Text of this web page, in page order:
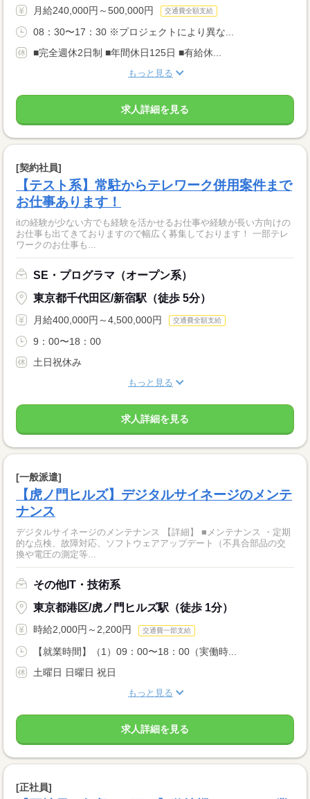
月給240,000円～500,000円 交通費全額支給
08：30〜17：30 ※プロジェクトにより異な...
■完全週休2日制 ■年間休日125日 ■有給休...
もっと見る
求人詳細を見る
[契約社員]
【テスト系】常駐からテレワーク併用案件まで
お仕事あります！
itの経験が少ない方でも経験を活かせるお仕事や経験が長い方向けの
お仕事も出てきておりますので幅広く募集しております！ 一部テレ
ワークのお仕事も...
SE・プログラマ（オープン系）
東京都千代田区/新宿駅（徒歩 5分）
月給400,000円～4,500,000円 交通費全額支給
9：00〜18：00
土日祝休み
もっと見る
求人詳細を見る
[一般派遣]
【虎ノ門ヒルズ】デジタルサイネージのメンテ
ナンス
デジタルサイネージのメンテナンス 【詳細】 ■メンテナンス ・定期
的な点検、故障対応、ソフトウェアアップデート（不具合部品の交
換や電圧の測定等...
その他IT・技術系
東京都港区/虎ノ門ヒルズ駅（徒歩 1分）
時給2,000円～2,200円 交通費一部支給
【就業時間】（1）09：00〜18：00（実働時...
土曜日 日曜日 祝日
もっと見る
求人詳細を見る
[正社員]